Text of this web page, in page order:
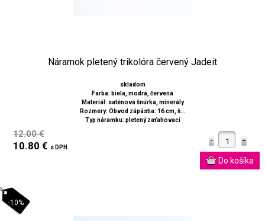
Náramok pletený trikolóra červený Jadeit
skladom
Farba: biela, modrá, červená
Materiál: saténová šnúrka, minerály
Rozmery: Obvod zápästia: 16 cm, š...
Typ náramku: pletený zaťahovací
12.00 €
10.80 € s DPH
-10%